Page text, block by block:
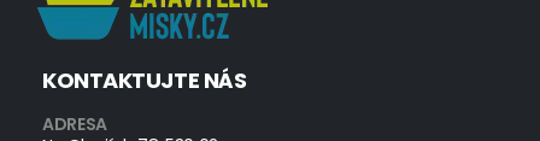
KONTAKTUJTE NÁS
ADRESA